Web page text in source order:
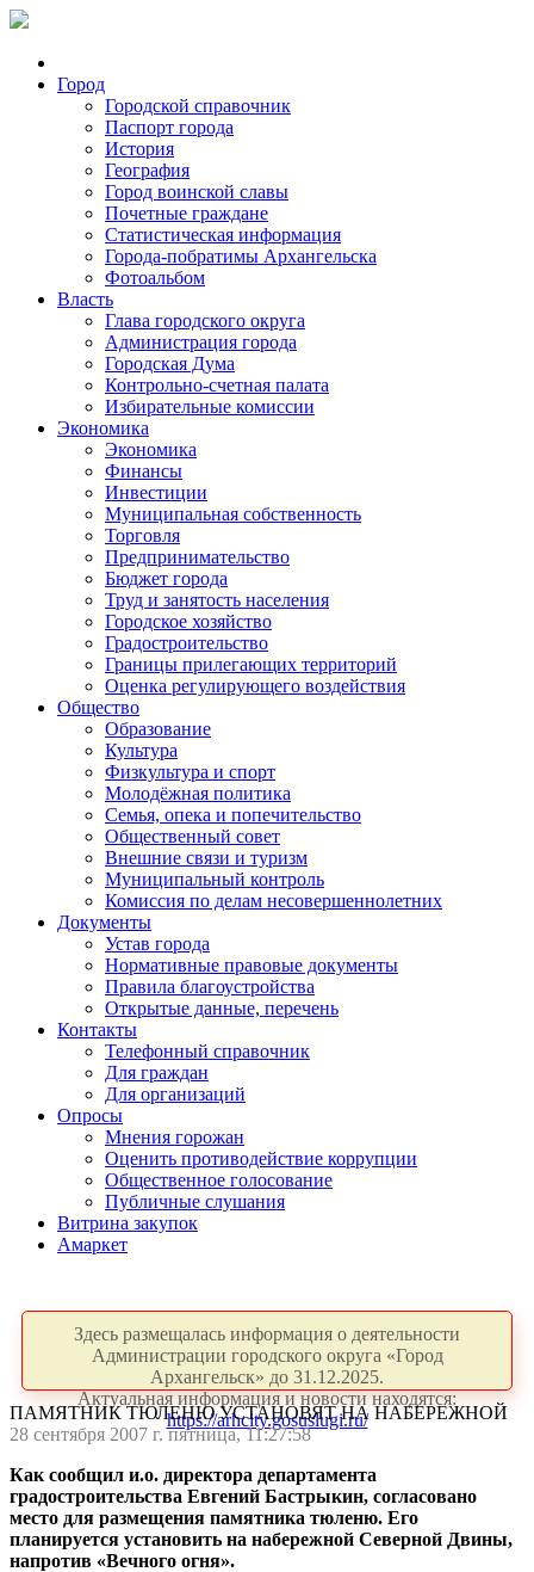
Город
Городской справочник
Паспорт города
История
География
Город воинской славы
Почетные граждане
Статистическая информация
Города-побратимы Архангельска
Фотоальбом
Власть
Глава городского округа
Администрация города
Городская Дума
Контрольно-счетная палата
Избирательные комиссии
Экономика
Экономика
Финансы
Инвестиции
Муниципальная собственность
Торговля
Предпринимательство
Бюджет города
Труд и занятость населения
Городское хозяйство
Градостроительство
Границы прилегающих территорий
Оценка регулирующего воздействия
Общество
Образование
Культура
Физкультура и спорт
Молодёжная политика
Семья, опека и попечительство
Общественный совет
Внешние связи и туризм
Муниципальный контроль
Комиссия по делам несовершеннолетних
Документы
Устав города
Нормативные правовые документы
Правила благоустройства
Открытые данные, перечень
Контакты
Телефонный справочник
Для граждан
Для организаций
Опросы
Мнения горожан
Оценить противодействие коррупции
Общественное голосование
Публичные слушания
Витрина закупок
Амаркет
Здесь размещалась информация о деятельности
Администрации городского округа «Город
Архангельск» до 31.12.2025.
Актуальная информация и новости находятся:
https://arhcity.gosuslugi.ru/
ПАМЯТНИК ТЮЛЕНЮ УСТАНОВЯТ НА НАБЕРЕЖНОЙ
28 сентября 2007 г. пятница, 11:27:58
Как сообщил и.о. директора департамента
градостроительства Евгений Бастрыкин, согласовано
место для размещения памятника тюленю. Его
планируется установить на набережной Северной Двины,
напротив «Вечного огня».